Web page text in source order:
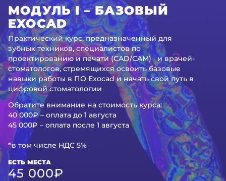
МОДУЛЬ I – БАЗОВЫЙ
EXOCAD
Практический курс, предназначенный для
зубных техников, специалистов по
проектированию и печати (CAD/CAM) и врачей-
стоматологов, стремящихся освоить базовые
навыки работы в ПО Exocad и начать свой путь в
цифровой стоматологии
Обратите внимание на стоимость курса:
40 000₽ – оплата до 1 августа
45 000₽ – оплата после 1 августа
*в том числе НДС 5%
ЕСТЬ МЕСТА
45 000₽